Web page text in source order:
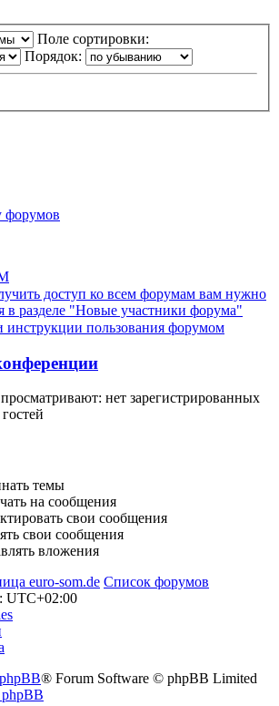
Поле сортировки:
Порядок:
форумов
доступ ко всем форумам вам нужно
в разделе "Новые участники форума"
пользования форумом
нет зарегистрированных
темы
на сообщения
свои сообщения
свои сообщения
вложения
euro-som.de Список форумов
UTC+02:00
phpBB® Forum Software © phpBB Limited
phpBB